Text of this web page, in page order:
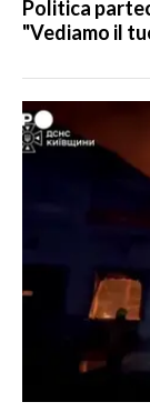
Politica
"Vediamo il